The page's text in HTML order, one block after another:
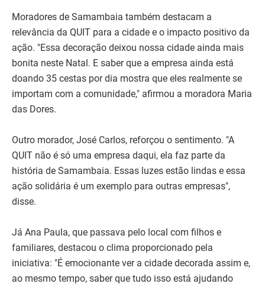
Moradores de Samambaia também destacam a
relevância da QUIT para a cidade e o impacto positivo da
ação. "Essa decoração deixou nossa cidade ainda mais
bonita neste Natal. E saber que a empresa ainda está
doando 35 cestas por dia mostra que eles realmente se
importam com a comunidade," afirmou a moradora Maria
das Dores.
Outro morador, José Carlos, reforçou o sentimento. "A
QUIT não é só uma empresa daqui, ela faz parte da
história de Samambaia. Essas luzes estão lindas e essa
ação solidária é um exemplo para outras empresas",
disse.
Já Ana Paula, que passava pelo local com filhos e
familiares, destacou o clima proporcionado pela
iniciativa: "É emocionante ver a cidade decorada assim e,
ao mesmo tempo, saber que tudo isso está ajudando